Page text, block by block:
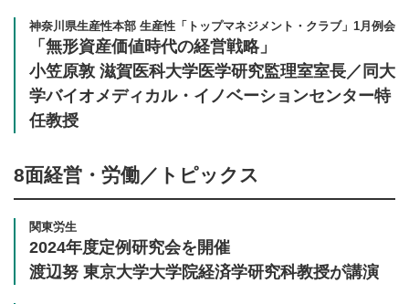
神奈川県生産性本部 生産性「トップマネジメント・クラブ」1月例会
「無形資産価値時代の経営戦略」
小笠原敦 滋賀医科大学医学研究監理室室長／同大
学バイオメディカル・イノベーションセンター特
任教授
8面経営・労働／トピックス
関東労生
2024年度定例研究会を開催
渡辺努 東京大学大学院経済学研究科教授が講演